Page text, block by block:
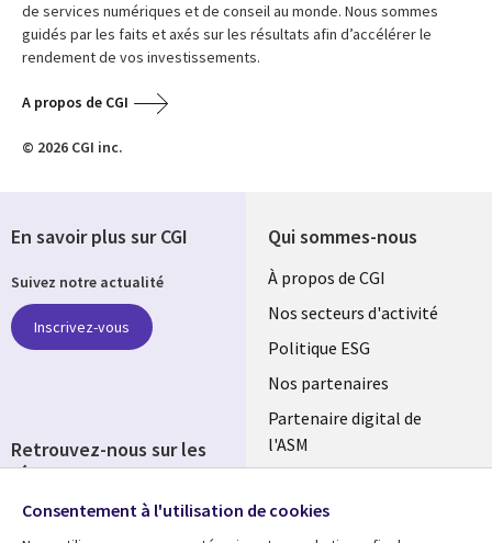
de services numériques et de conseil au monde. Nous sommes
guidés par les faits et axés sur les résultats afin d’accélérer le
rendement de vos investissements.
A propos de CGI
© 2026 CGI inc.
Qui sommes-nous
Useful
links
FRANCE
À propos de CGI
Nos secteurs d'activité
Politique ESG
Nos partenaires
Partenaire digital de
l'ASM
Fusions
En savoir plus sur CGI
Suivez notre actualité
Inscrivez-vous
Retrouvez-nous sur les
réseaux
Social
Consentement à l'utilisation de cookies